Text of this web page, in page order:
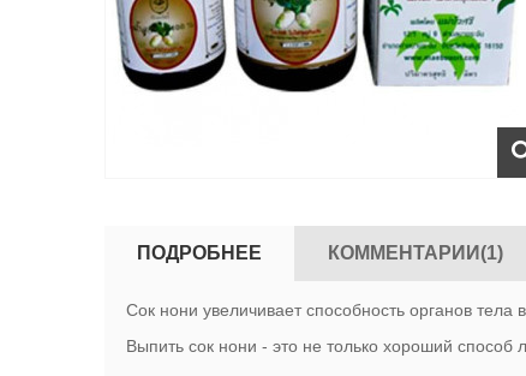
ПОДРОБНЕЕ КОММЕНТАРИИ(1)
Сок нони увеличивает способность органов
Выпить сок нони - это не только хороший способ